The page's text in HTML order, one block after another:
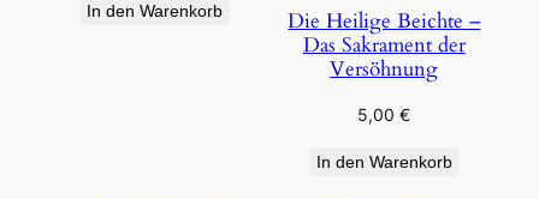
In den Warenkorb
Die Heilige Beichte –
Das Sakrament der
Versöhnung
5,00€
In den Warenkorb